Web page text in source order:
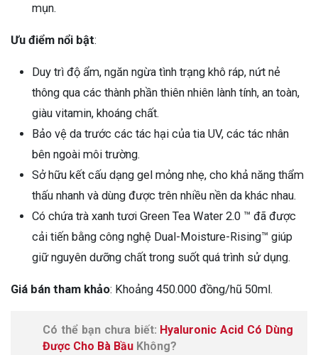
mụn.
Ưu điểm nổi bật:
Duy trì độ ẩm, ngăn ngừa tình trạng khô ráp, nứt nẻ
thông qua các thành phần thiên nhiên lành tính, an toàn,
giàu vitamin, khoáng chất.
Bảo vệ da trước các tác hại của tia UV, các tác nhân
bên ngoài môi trường.
Sở hữu kết cấu dạng gel mỏng nhẹ, cho khả năng thẩm
thấu nhanh và dùng được trên nhiều nền da khác nhau.
Có chứa trà xanh tươi Green Tea Water 2.0 ™ đã được
cải tiến bằng công nghệ Dual-Moisture-Rising™ giúp
giữ nguyên dưỡng chất trong suốt quá trình sử dụng.
Giá bán tham khảo: Khoảng 450.000 đồng/hũ 50ml.
Có thể bạn chưa biết: Hyaluronic Acid Có Dùng
Được Cho Bà Bầu Không?